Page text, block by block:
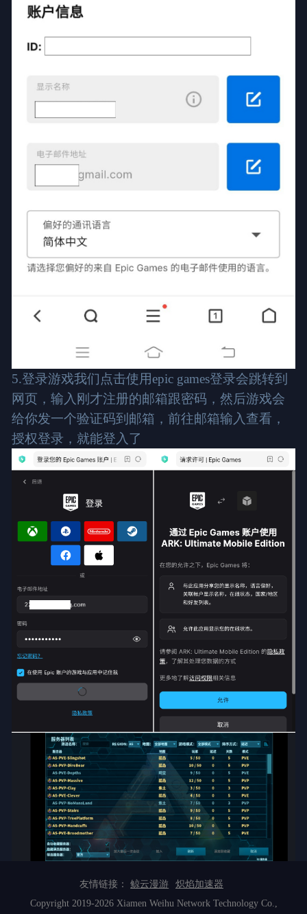
5.登录游戏我们点击使用epic games登录会跳转到
网页，输入刚才注册的邮箱跟密码，然后游戏会
给你发一个验证码到邮箱，前往邮箱输入查看，
授权登录，就能登入了
友情链接： 鲸云漫游
炽焰加速器
Copyright 2019-2026 Xiamen Weihu Network Technology Co.,